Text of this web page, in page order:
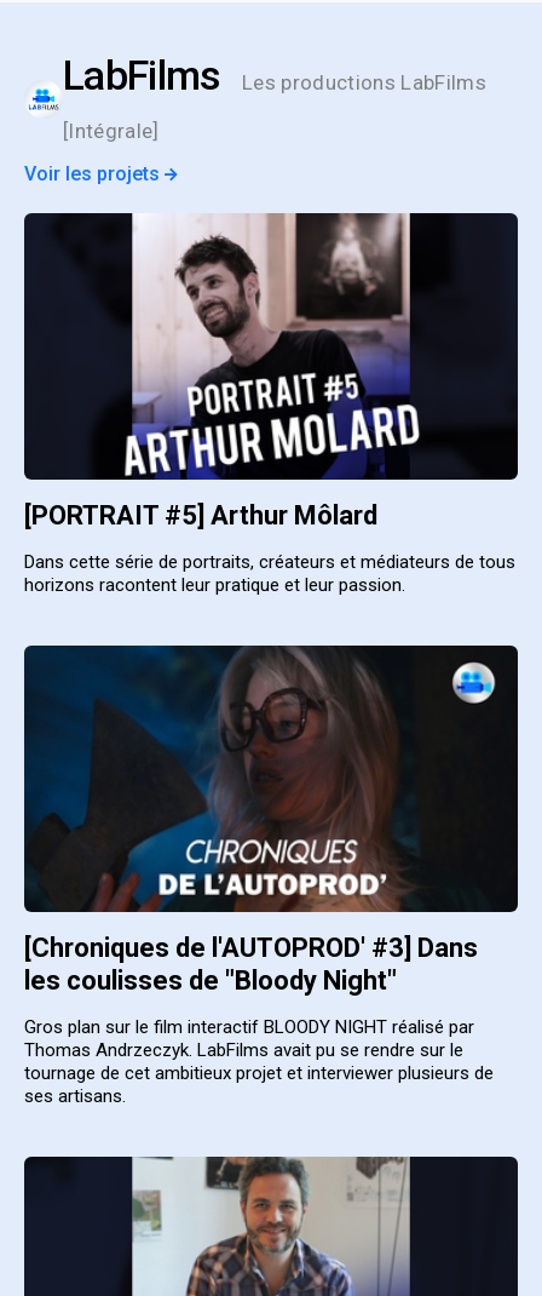
LabFilms
Les productions LabFilms
[Intégrale]
Voir les projets
[PORTRAIT #5] Arthur Môlard
Dans cette série de portraits, créateurs et médiateurs de tous
horizons racontent leur pratique et leur passion.
[Chroniques de l'AUTOPROD' #3] Dans
les coulisses de "Bloody Night"
Gros plan sur le film interactif BLOODY NIGHT réalisé par
Thomas Andrzeczyk. LabFilms avait pu se rendre sur le
tournage de cet ambitieux projet et interviewer plusieurs de
ses artisans.